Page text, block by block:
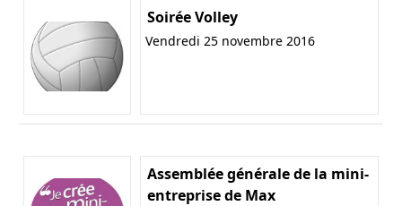
Soirée Volley
Vendredi 25 novembre 2016
Assemblée générale de la mini-
entreprise de Max